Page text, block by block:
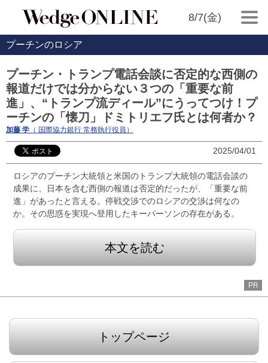
8/7(金)
プーチンのロシア
プーチン・トランプ電話会談に否定的な西側の
報道だけでは分からない３つの「重要な前
進」、“トランプ流ディール”にうってつけ！プ
ーチンの「懐刀」ドミトリエフ氏とは何者か？
加藤 学 （ 国際協力銀行 常務執行役員）
2025/04/01
ロシアのプーチン大統領と米国のトランプ大統領の電話会談の
成果に、日本を含む西側の報道は否定的だったが、「重要な前
進」があったと言える。停戦交渉でのロシアの交渉は何なの
か。その思惑を実現へ登用したキーパーソンの存在がある。
本文を読む
PR
トップページ